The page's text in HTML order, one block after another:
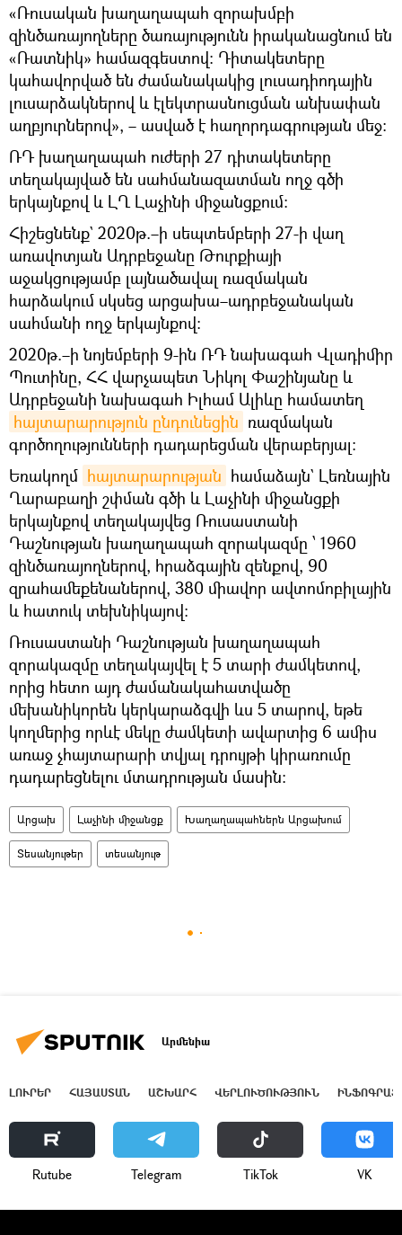
«Ռուսական խաղաղապահ զորախմբի
զինծառայողները ծառայությունն իրականացնում են
«Ռատնիկ» համազգեստով։ Դիտակետերը
կահավորված են ժամանակակից լուսադիոդային
լուսարձակներով և էլեկտրասնուցման անխափան
աղբյուրներով», – ասված է հաղորդագրության մեջ։
ՌԴ խաղաղապահ ուժերի 27 դիտակետերը
տեղակայված են սահմանազատման ողջ գծի
երկայնքով և ԼՂ Լաչինի միջանցքում։
Հիշեցնենք` 2020թ.–ի սեպտեմբերի 27-ի վաղ
առավոտյան Ադրբեջանը Թուրքիայի
աջակցությամբ լայնածավալ ռազմական
հարձակում սկսեց արցախա–ադրբեջանական
սահմանի ողջ երկայնքով։
2020թ.–ի նոյեմբերի 9-ին ՌԴ նախագահ Վլադիմիր
Պուտինը, ՀՀ վարչապետ Նիկոլ Փաշինյանը և
Ադրբեջանի նախագահ Իլհամ Ալիևը համատեղ
հայտարարություն ընդունեցին ռազմական
գործողությունների դադարեցման վերաբերյալ։
Եռակողմ հայտարարության համաձայն` Լեռնային
Ղարաբաղի շփման գծի և Լաչինի միջանցքի
երկայնքով տեղակայվեց Ռուսաստանի
Դաշնության խաղաղապահ զորակազմը ՝ 1960
զինծառայողներով, հրաձգային զենքով, 90
զրահամեքենաներով, 380 միավոր ավտոմոբիլային
և հատուկ տեխնիկայով:
Ռուսաստանի Դաշնության խաղաղապահ
զորակազմը տեղակայվել է 5 տարի ժամկետով,
որից հետո այդ ժամանակահատվածը
մեխանիկորեն կերկարաձգվի ևս 5 տարով, եթե
կողմերից որևէ մեկը ժամկետի ավարտից 6 ամիս
առաջ չհայտարարի տվյալ դրույթի կիրառումը
դադարեցնելու մտադրության մասին:
Արցախ Լաչինի միջանցք Խաղաղապահներն Արցախում
Տեսանյութեր տեսանյութ
Արմենիա
ԼՈՒՐԵՐ ՀԱՅԱՍՏԱՆ ԱՇԽԱՐՀ ՎԵՐԼՈՒԾՈՒԹՅՈՒՆ
Rutube Telegram ТikТоk VK